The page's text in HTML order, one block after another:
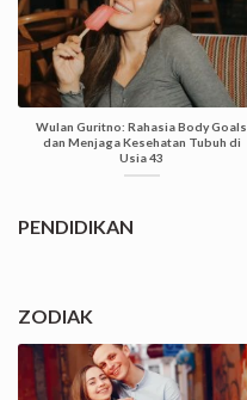
Wulan Guritno: Rahasia Body Goals
dan Menjaga Kesehatan Tubuh di
Usia 43
PENDIDIKAN
ZODIAK